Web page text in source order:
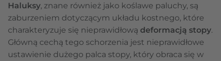
Haluksy, znane również jako koślawe paluchy, są
zaburzeniem dotyczącym układu kostnego, które
charakteryzuje się nieprawidłową deformacją stopy.
Główną cechą tego schorzenia jest nieprawidłowe
ustawienie dużego palca stopy, który obraca się w